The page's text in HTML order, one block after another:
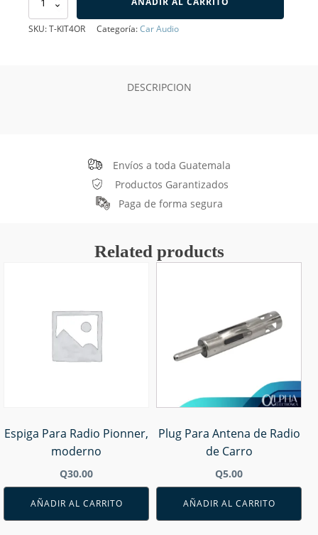
Instalación
SKU:T-KIT4OR Categoría:Car Audio
DESCRIPCION
Envíos a toda Guatemala
Productos Garantizados
Paga de forma segura
Related products
Espiga Para Radio Pionner,
moderno
Q30.00
AÑADIR AL CARRITO
Plug Para Antena de Radio
de Carro
Q5.00
AÑADIR AL CARRITO